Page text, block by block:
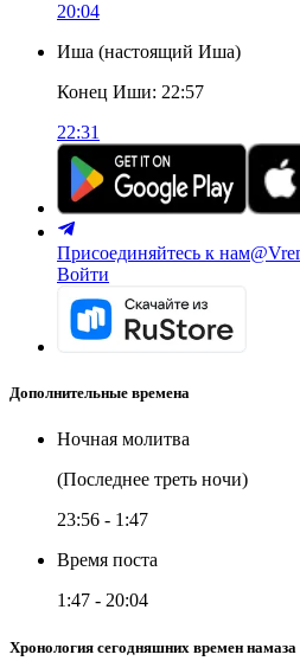
20:04
Иша (настоящий Иша)
Конец Иши: 22:57
22:31
Присоединяйтесь к нам
Войти
Дополнительные времена
Ночная молитва
(Последнее треть ночи)
23:56 - 1:47
Время поста
1:47 - 20:04
Хронология сегодняшних времен намаза